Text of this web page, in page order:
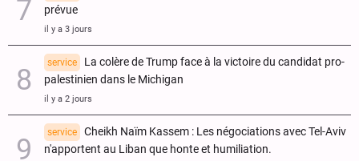
prévue
il y a 3 jours
service
La colère de Trump face à la victoire du candidat pro-
palestinien dans le Michigan
il y a 2 jours
service
Cheikh Naïm Kassem : Les négociations avec Tel-Aviv
n'apportent au Liban que honte et humiliation.